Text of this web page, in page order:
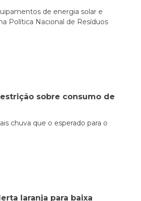
de energia solar e
Política Nacional de Resíduos
sobre consumo de
chuva que o esperado para o
laranja para baixa